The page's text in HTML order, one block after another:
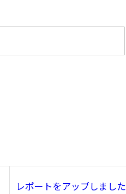
レポートをアップしました